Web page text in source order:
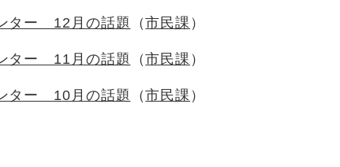
ター 12月の話題 市民課
ター 11月の話題 市民課
ター 10月の話題 市民課